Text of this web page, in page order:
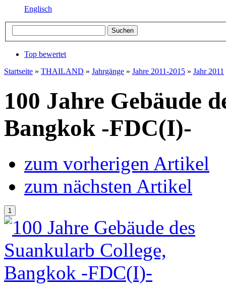
Englisch
Top bewertet
Startseite » THAILAND » Jahrgänge » Jahre 2011-2015 » Jahr 2011
100 Jahre Gebäude
Bangkok -FDC(I)-
zum vorherigen Artikel
zum nächsten Artikel